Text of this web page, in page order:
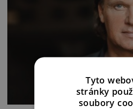
Tyto
stránky
soubory